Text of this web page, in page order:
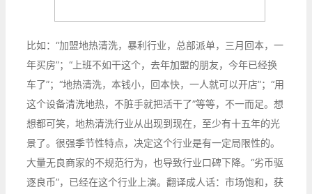
比如：“加盟地热清洗，暴利行业，总部派单，三月回本，一
年买房”；“上班不如干这个，去年加盟的朋友，今年已经换
车了”；“地热清洗，本钱小，回本快，一人就可以开店”；“用
这个设备清洗地热，不脏手就把活干了”等等，不一而足。想
想都可笑，地热清洗行业从出现到现在，至少有十五年的光
景了。很强季节性特点，决定这个行业是有一定局限性的。
大量无良商家的不规范行为，也导致行业口碑下降。“劣币驱
逐良币”，已经在这个行业上演。翻译成人话：市场饱和，获